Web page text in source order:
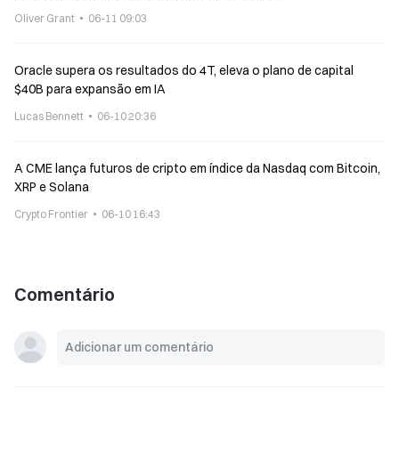
Oliver Grant 06-11 09:03
Oracle supera os resultados do 4T, eleva o plano de capital
$40B para expansão em IA
Lucas Bennett 06-10 20:36
A CME lança futuros de cripto em índice da Nasdaq com Bitcoin,
XRP e Solana
Crypto Frontier 06-10 16:43
Comentário